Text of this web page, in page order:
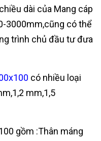
dài của Mang cáp
3000mm,cũng có thể
trình chủ đầu tư đưa
có nhiều loại
mm,1,5
gồm :Thân máng